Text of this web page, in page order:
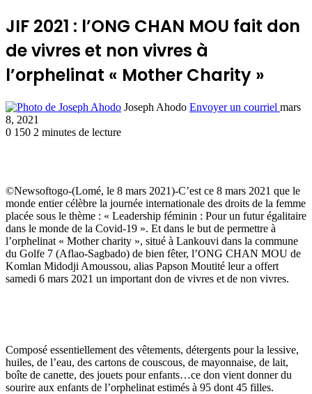
JIF 2021 : l’ONG CHAN MOU fait don
de vivres et non vivres à
l’orphelinat « Mother Charity »
Joseph Ahodo Envoyer un courriel mars
8, 2021
0 150 2 minutes de lecture
©Newsoftogo-(Lomé, le 8 mars 2021)-C’est ce 8 mars 2021 que le
monde entier célèbre la journée internationale des droits de la femme
placée sous le thème : « Leadership féminin : Pour un futur égalitaire
dans le monde de la Covid-19 ». Et dans le but de permettre à
l’orphelinat « Mother charity », situé à Lankouvi dans la commune
du Golfe 7 (Aflao-Sagbado) de bien fêter, l’ONG CHAN MOU de
Komlan Midodji Amoussou, alias Papson Moutité leur a offert
samedi 6 mars 2021 un important don de vivres et de non vivres.
Composé essentiellement des vêtements, détergents pour la lessive,
huiles, de l’eau, des cartons de couscous, de mayonnaise, de lait,
boîte de canette, des jouets pour enfants…ce don vient donner du
sourire aux enfants de l’orphelinat estimés à 95 dont 45 filles.